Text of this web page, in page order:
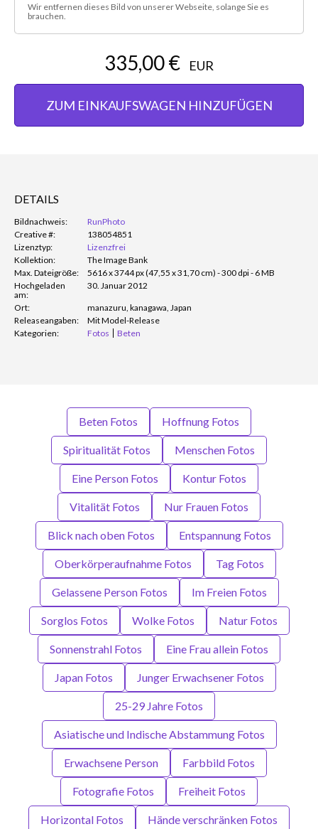
Wir entfernen dieses Bild von unserer Webseite, solange Sie es
brauchen.
335,00 € EUR
ZUM EINKAUFSWAGEN HINZUFÜGEN
DETAILS
Bildnachweis:
RunPhoto
Creative #:
138054851
Lizenztyp:
Lizenzfrei
Kollektion:
The Image Bank
Max. Dateigröße:
5616 x 3744 px (47,55 x 31,70 cm) - 300 dpi - 6 MB
Hochgeladen
am:
30. Januar 2012
Ort:
manazuru, kanagawa, Japan
Releaseangaben:
Mit Model-Release
Kategorien:
Fotos Beten
Beten Fotos Hoffnung Fotos
Spiritualität Fotos Menschen Fotos
Eine Person Fotos Kontur Fotos
Vitalität Fotos Nur Frauen Fotos
Blick nach oben Fotos Entspannung Fotos
Oberkörperaufnahme Fotos Tag Fotos
Gelassene Person Fotos Im Freien Fotos
Sorglos Fotos Wolke Fotos Natur Fotos
Sonnenstrahl Fotos Eine Frau allein Fotos
Japan Fotos Junger Erwachsener Fotos
25-29 Jahre Fotos
Asiatische und Indische Abstammung Fotos
Erwachsene Person Farbbild Fotos
Fotografie Fotos Freiheit Fotos
Horizontal Fotos Hände verschränken Fotos